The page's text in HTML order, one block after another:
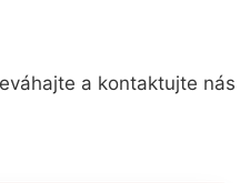
a kontaktujte